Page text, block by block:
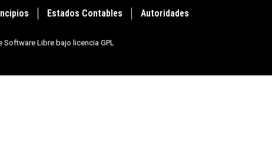
Estados Contables Autoridades
Software Libre bajo licencia GPL